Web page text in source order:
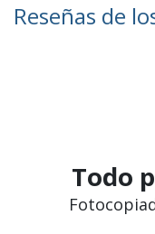
Reseñas de
Todo